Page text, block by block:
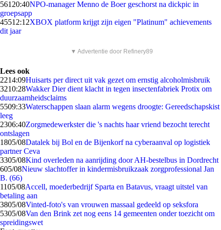
561 20:40NPO-manager Menno de Boer geschorst na dickpic in
groepsapp
45512:12XBOX platform krijgt zijn eigen "Platinum" achievements
dit jaar
▼ Advertentie door Refinery89
Lees ook
2214:09Huisarts per direct uit vak gezet om ernstig alcoholmisbruik
3210:28Wakker Dier dient klacht in tegen insectenfabriek Protix om
duurzaamheidsclaims
5509:33Waterschappen slaan alarm wegens droogte: Gereedschapskist
leeg
2306:40Zorgmedewerkster die 's nachts haar vriend bezocht terecht
ontslagen
1805/08Datalek bij Bol en de Bijenkorf na cyberaanval op logistiek
partner Ceva
3305/08Kind overleden na aanrijding door AH-bestelbus in Dordrecht
605/08Nieuw slachtoffer in kindermisbruikzaak zorgprofessional Jan
B. (66)
1105/08Accell, moederbedrijf Sparta en Batavus, vraagt uitstel van
betaling aan
3805/08Vinted-foto's van vrouwen massaal gedeeld op seksfora
5305/08Van den Brink zet nog eens 14 gemeenten onder toezicht om
spreidingswet